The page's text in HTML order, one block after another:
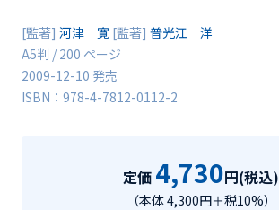
[監著] 河津 寛 [監著] 普光江 洋
A5判 / 200 ページ
2009-12-10 発売
ISBN：978-4-7812-0112-2
定価 4,730円(税込)
（本体 4,300円＋税10%）